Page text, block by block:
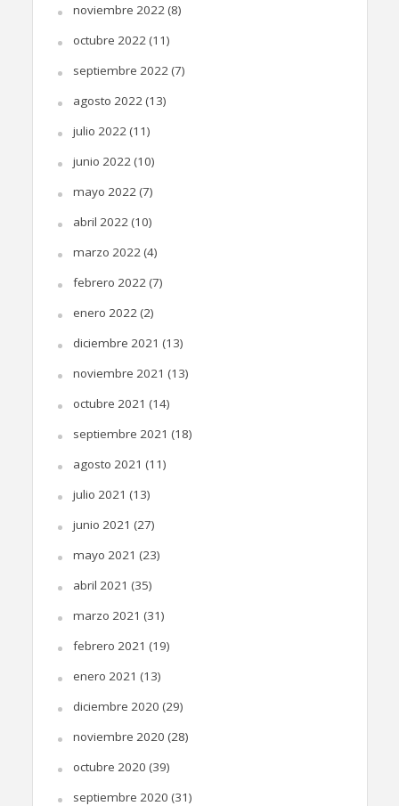
noviembre 2022(8)
octubre 2022(11)
septiembre 2022(7)
agosto 2022(13)
julio 2022(11)
junio 2022(10)
mayo 2022(7)
abril 2022(10)
marzo 2022(4)
febrero 2022(7)
enero 2022(2)
diciembre 2021 (13)
noviembre 2021 (13)
octubre 2021 (14)
septiembre 2021 (18)
agosto 2021 (11)
julio 2021 (13)
junio 2021 (27)
mayo 2021 (23)
abril 2021 (35)
marzo 2021 (31)
febrero 2021 (19)
enero 2021 (13)
diciembre 2020 (29)
noviembre 2020 (28)
octubre 2020 (39)
septiembre 2020 (31)